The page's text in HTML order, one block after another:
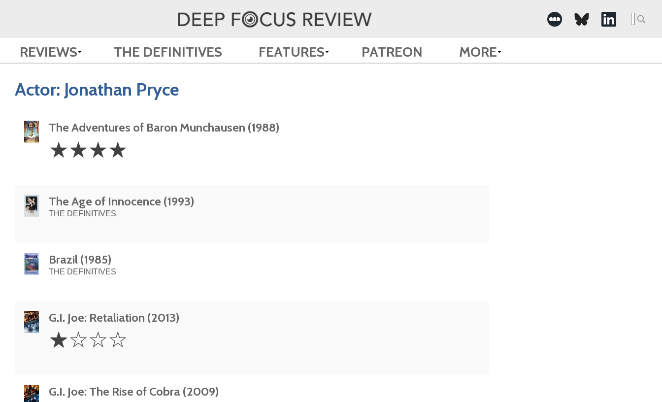
REVIEWS THE DEFINITIVES FEATURES PATREON MORE
Actor: Jonathan Pryce
The Adventures of Baron Munchausen (1988)
Stars
☆☆☆☆
The Age of Innocence (1993)
THE DEFINITIVES
Brazil (1985)
THE DEFINITIVES
G.I. Joe: Retaliation (2013)
Star
☆☆☆☆
G.I. Joe: The Rise of Cobra (2009)